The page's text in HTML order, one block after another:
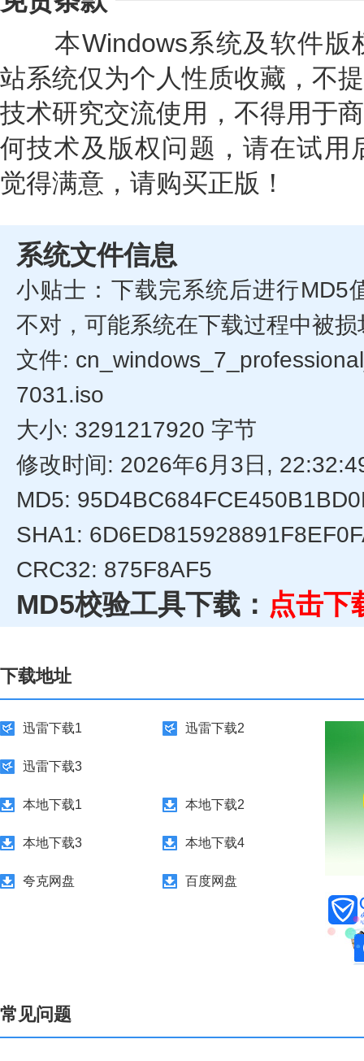
本Windows系统及软件版
站系统仅为个人性质收藏，不
技术研究交流使用，不得用于
何技术及版权问题，请在试用
觉得满意，请购买正版！
系统文件信息
小贴士：下载完系统后进行MD5
不对，可能系统在下载过程中被
文件:
7031.iso
大小: 3291217920 字节
修改时间: 2026年6月3日,
MD5:
SHA1:
CRC32: 875F8AF5
MD5校验工具下载： 点击下
下载地址
迅雷下载1 迅雷下载2
迅雷下载3
本地下载1 本地下载2
本地下载3 本地下载4
夸克网盘 百度网盘
常见问题